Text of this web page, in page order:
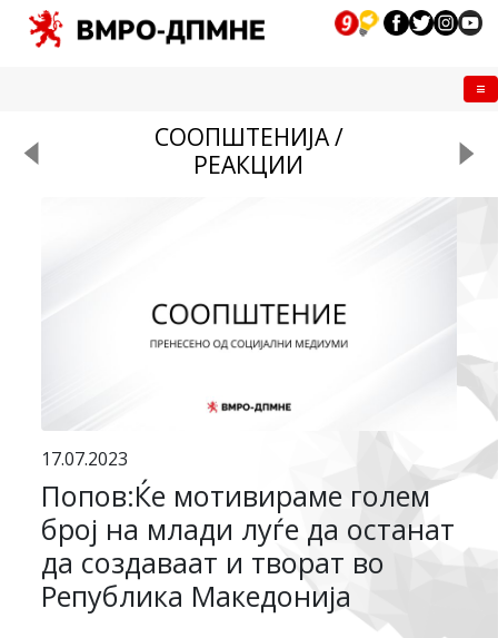
СООПШТЕНИЈА /
РЕАКЦИИ
17.07.2023
Попов:Ќе мотивираме голем
број на млади луѓе да останат
да создаваат и творат во
Република Македонија